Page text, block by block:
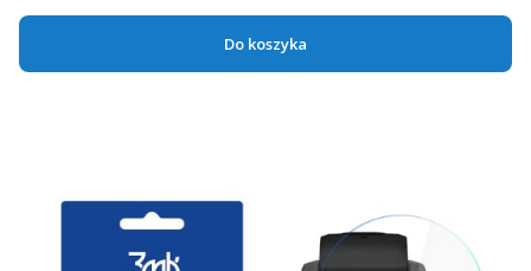
Do koszyka